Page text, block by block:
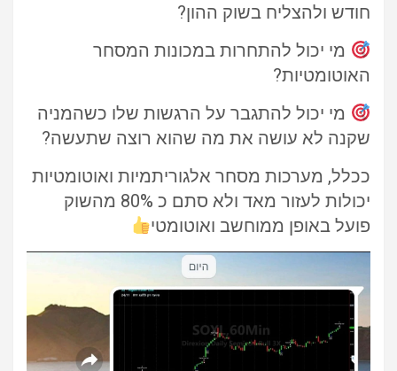
חודש ולהצליח בשוק ההון?
מי יכול להתחרות במכונות המסחר
האוטומטיות?
מי יכול להתגבר על הרגשות שלו כשהמניה
שקנה לא עושה את מה שהוא רוצה שתעשה?
ככלל, מערכות מסחר אלגוריתמיות ואוטומטיות
יכולות לעזור מאד ולא סתם כ 80% מהשוק
פועל באופן ממוחשב ואוטומטי